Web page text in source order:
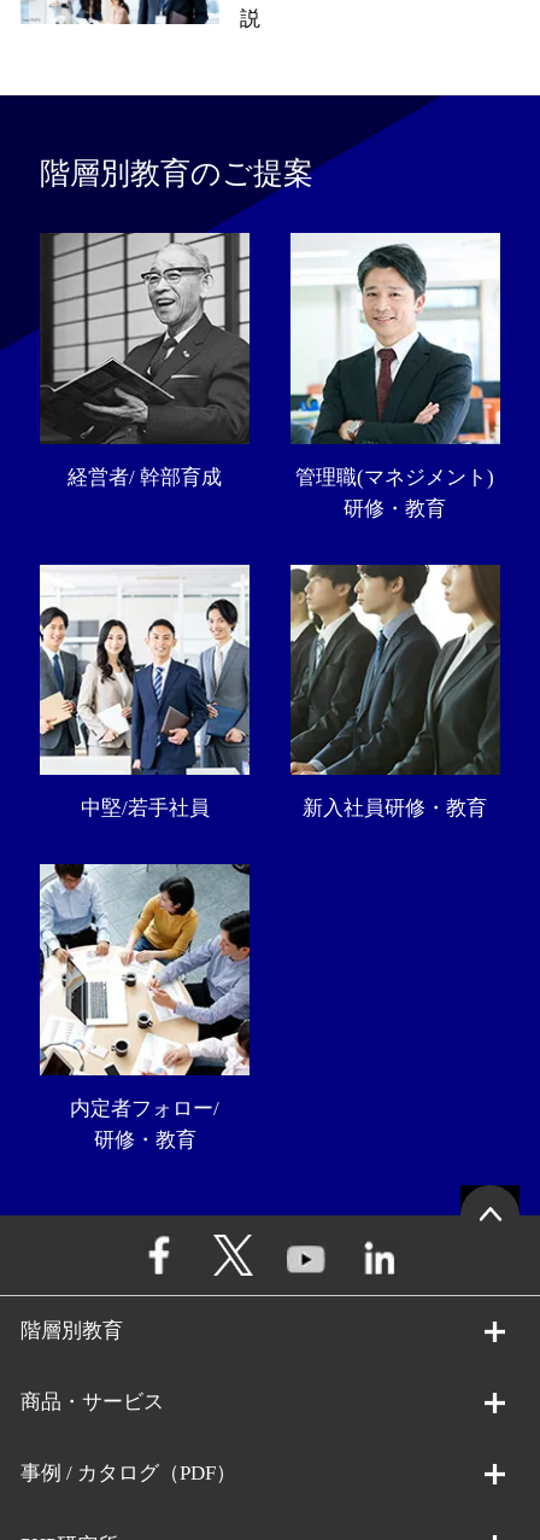
説
階層別教育のご提案
経営者/ 幹部育成
管理職(マネジメント)
研修・教育
中堅/若手社員 新入社員研修・教育
内定者フォロー/
研修・教育
階層別教育
商品・サービス
事例 / カタログ（PDF）